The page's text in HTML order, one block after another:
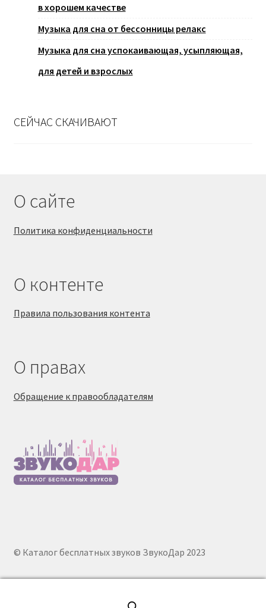
в хорошем качестве
Музыка для сна от бессонницы релакс
Музыка для сна успокаивающая, усыпляющая,
для детей и взрослых
СЕЙЧАС СКАЧИВАЮТ
О сайте
Политика конфиденциальности
О контенте
Правила пользования контента
О правах
Обращение к правообладателям
© Каталог бесплатных звуков ЗвукоДар 2023